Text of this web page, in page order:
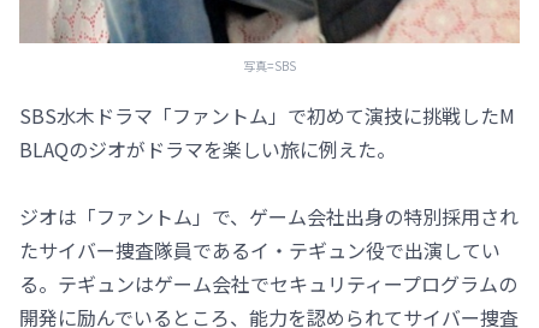
写真=SBS
SBS水木ドラマ「ファントム」で初めて演技に挑戦したM
BLAQのジオがドラマを楽しい旅に例えた。
ジオは「ファントム」で、ゲーム会社出身の特別採用され
たサイバー捜査隊員であるイ・テギュン役で出演してい
る。テギュンはゲーム会社でセキュリティープログラムの
開発に励んでいるところ、能力を認められてサイバー捜査